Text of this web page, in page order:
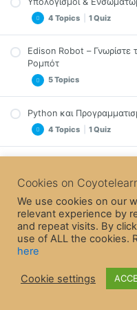
4 Topics 1 Quiz
Δομές, Αλγόριθμοι &
Ενσωματωμένες
(Βιβλιοθήκες)
Ασκήσεις Υπολογισμοί &
Συναρτήσεις
Σύνοψη Υπολογισμοί &
Συναρτήσεις
Συναρτήσεις
Edison Robot – Γνωρίστε
Ρομπότ
5 Topics
Edison Robot –
Edison & Python
Ασκήσεις Edison Robot –
Εκπαιδευτικό ρομπότ
Σύνοψη Edison Robot –
Εκπαιδευτικό Ρομπότ
Python και
4 Topics 1 Quiz
Προγραμματισμό
Άρθρωμα turtle
Ασκήσεις Python και
Σύνοψη Python και
3 Topics
Κίνηστε το Edison
Ασκήσεις Κινήστε Τον
Micro:bit Εισαγωγή και
4 Topics
Εισαγωγή στο Micro:bit
Micro:bit & Python
Επαναλήψεις
1 Quiz
Cookies on
We use cookies on our
relevant experience by
and repeat visits. By
use of ALL the cookies.
here
Cookie settings